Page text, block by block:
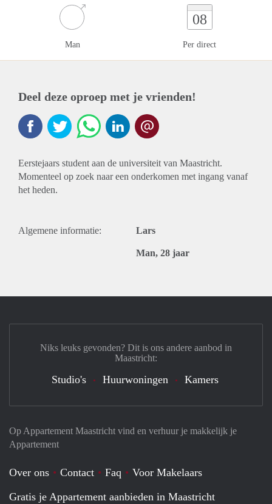
Man
08
Per direct
Deel deze oproep met je vrienden!
Eerstejaars student aan de universiteit van Maastricht.
Momenteel op zoek naar een onderkomen met ingang vanaf
het heden.
Algemene informatie: Lars
Man, 28 jaar
Op Appartement Maastricht vind en verhuur je makkelijk je
Appartement
Over ons Contact Faq
Voor Makelaars
Gratis je Appartement aanbieden in Maastricht
Niks leuks gevonden? Dit is ons andere aanbod in
Maastricht:
Studio's Huurwoningen Kamers